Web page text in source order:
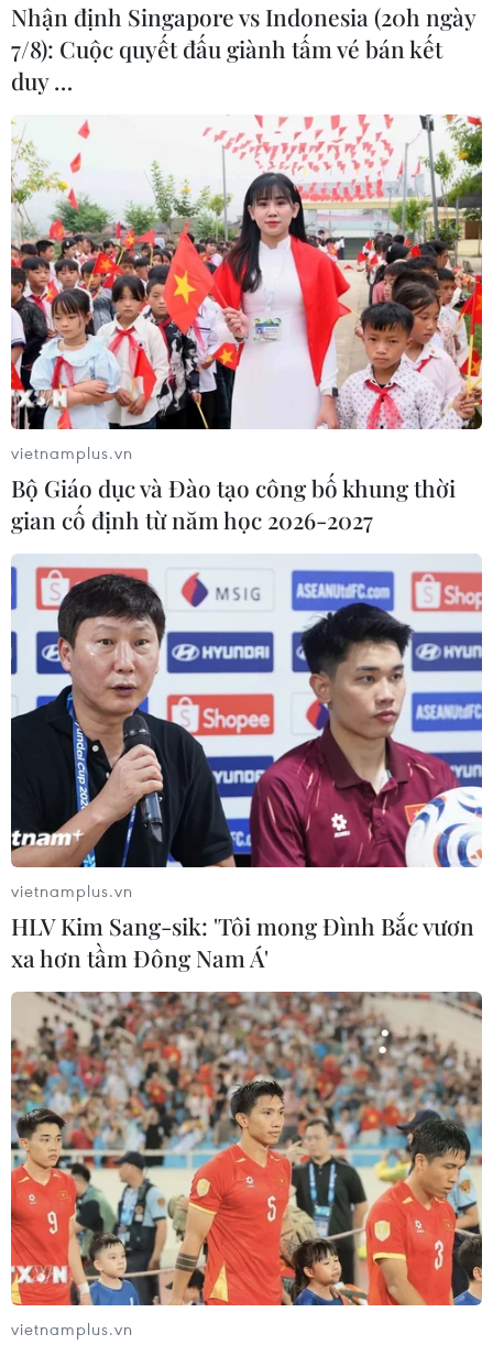
#Miss World Vietnam
#Huỳnh Nguyễn Mai Phương
#Phong cách thời trang
#Dự án nhân ái #Quỹ từ thiện
Theo dõi VietnamPlus
TIN LIÊN QUAN
Huỳnh Nguyễn Mai Phương đăng quang
Hoa hậu Thế giới Việt Nam 2022
12/08/2022 23:46
Người đẹp Huỳnh Nguyễn Mai Phương đến từ Đồng
Nai đã đăng quang Hoa hậu Thế giới Việt Nam 2022
và được trao tặng vương miện hoa hậu trị giá 3 tỷ đồng
cùng quyền trượng và phần thưởng 300 triệu đồng.
Người đẹp Huỳnh Nguyễn Mai
Nhận định Singapore vs Indonesia (20h ngày
7/8): Cuộc quyết đấu giành tấm vé bán kết
duy …
vietnamplus.vn
Bộ Giáo dục và Đào tạo công bố khung thời
gian cố định từ năm học 2026-2027
vietnamplus.vn
HLV Kim Sang-sik: 'Tôi mong Đình Bắc vươn
xa hơn tầm Đông Nam Á'
vietnamplus.vn